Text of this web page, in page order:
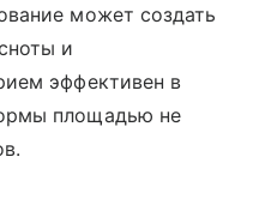
может создать
и
эффективен в
площадью не